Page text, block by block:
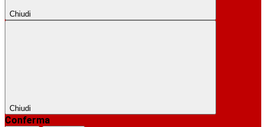
Chiudi
Chiudi
Conferma